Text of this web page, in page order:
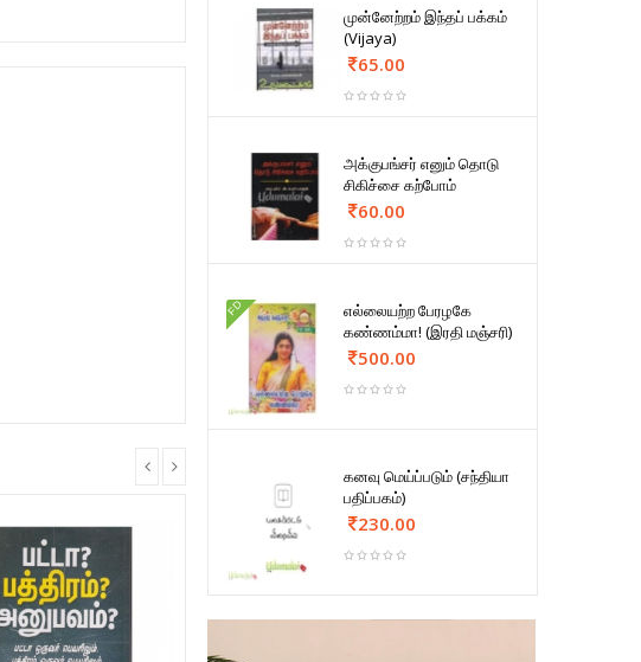
முன்னேற்றம் இந்தப் பக்கம்
(Vijaya)
65.00
அக்குபங்சர் எனும் தொடு
சிகிச்சை கற்போம்
60.00
FD
எல்லையற்ற பேரழகே
கண்ணம்மா! (இரதி மஞ்சரி)
500.00
கனவு மெய்ப்படும் (சந்தியா
பதிப்பகம்)
230.00